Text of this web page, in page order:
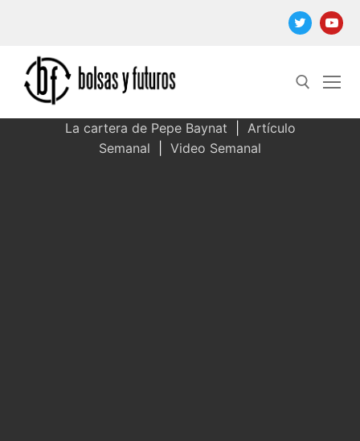
Buscar:
La cartera de Pepe Baynat
Artículo
Semanal
Video Semanal